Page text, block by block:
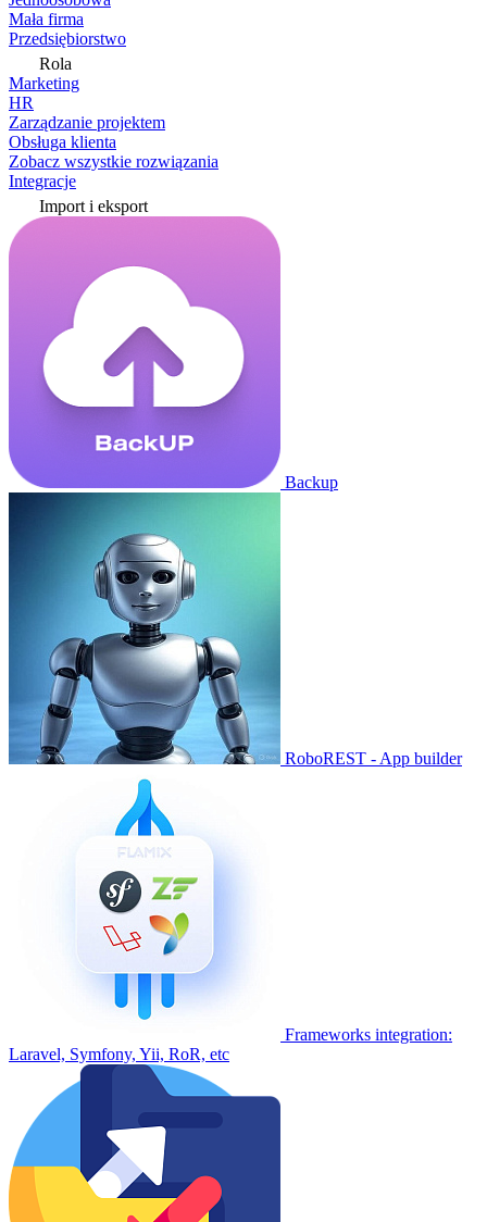
Mała firma
Przedsiębiorstwo
Rola
Marketing
HR
Zarządzanie projektem
Obsługa klienta
Zobacz wszystkie rozwiązania
Integracje
Import i eksport
Backup
RoboREST - App builder
Frameworks integration:
Laravel, Symfony, Yii, RoR, etc